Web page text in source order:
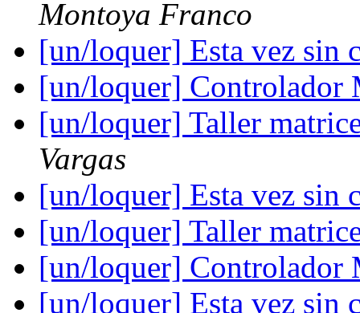
Montoya Franco
[un/loquer] Esta vez sin
[un/loquer]
[un/loquer] Taller
Vargas
[un/loquer] Esta vez sin
[un/loquer] Taller
[un/loquer]
[un/loquer] Esta vez sin